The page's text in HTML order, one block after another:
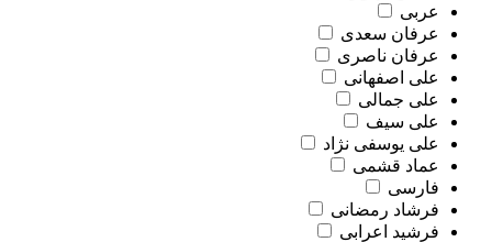
عربی
عرفان سعدی
عرفان ناصری
علی اصفهانی
علی جمالی
علی سیف
علی یوسفی نژاد
عماد قشمی
فارسی
فرشاد رمضانی
فرشید اعرابی